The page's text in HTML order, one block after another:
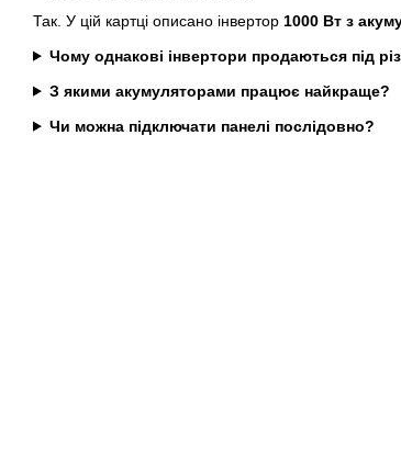
Так. У цій картці описано інвертор 1000 Вт з
Чому однакові інвертори продаються під
З якими акумуляторами працює найкраще?
Чи можна підключати панелі послідовно?